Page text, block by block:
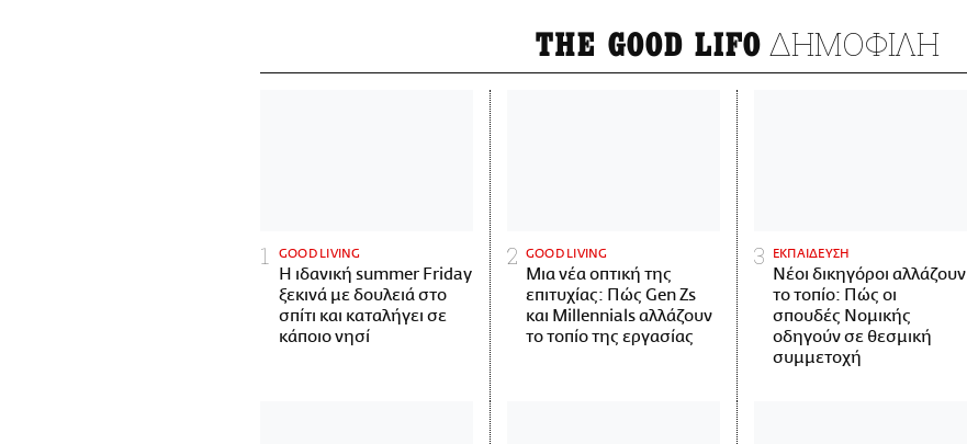
THE GOOD LIFO ΔΗΜΟΦΙΛΗ
GOOD LIVING
Η ιδανική summer Friday
ξεκινά με δουλειά στο
σπίτι και καταλήγει σε
κάποιο νησί
GOOD LIVING
Μια νέα οπτική της
επιτυχίας: Πώς Gen Zs
και Millennials αλλάζουν
το τοπίο της εργασίας
ΕΚΠΑΙΔΕΥΣΗ
Νέοι δικηγόροι αλλάζουν
το τοπίο: Πώς οι
σπουδές Νομικής
οδηγούν σε θεσμική
συμμετοχή